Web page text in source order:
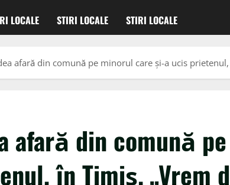
LOCALE STIRI LOCALE STIRI LOCALE
afară din comună pe minorul care și-a ucis
afară din comună
în Timiș. „Vrem